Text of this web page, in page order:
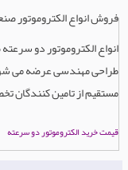
فروش انواع الکتروموتور
انواع الکتروموتور دو سرعته
طراحی مهندسی عرضه می
مستقیم از تامین کنندگان
قیمت خرید الکتروموتور دو سرعته